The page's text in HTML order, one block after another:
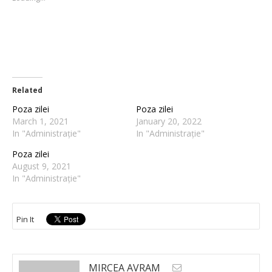
Related
Poza zilei
March 1, 2021
In "Administrație"
Poza zilei
January 20, 2022
In "Administrație"
Poza zilei
August 9, 2021
In "Administrație"
Pin It
MIRCEA AVRAM